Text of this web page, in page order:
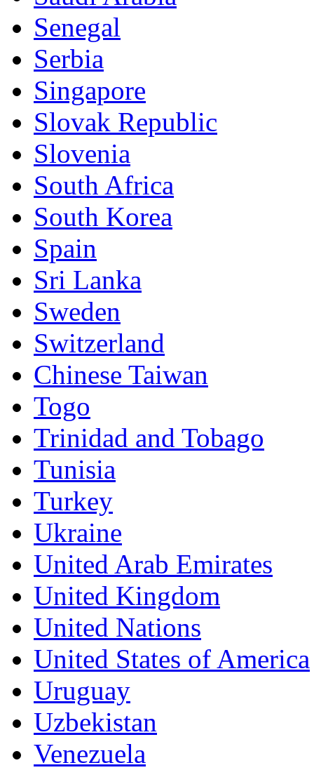
Senegal
Serbia
Singapore
Slovak Republic
Slovenia
South Africa
South Korea
Spain
Sri Lanka
Sweden
Switzerland
Chinese Taiwan
Togo
Trinidad and Tobago
Tunisia
Turkey
Ukraine
United Arab Emirates
United Kingdom
United Nations
United States of America
Uruguay
Uzbekistan
Venezuela